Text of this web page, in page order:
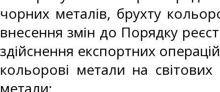
чорних металів, брухту
внесення змін до Порядку
здійснення експортних
кольорові метали на
метали: